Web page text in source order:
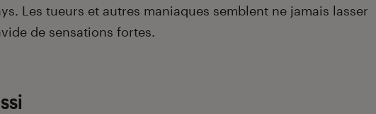
Les tueurs et autres maniaques semblent ne jamais lasser
de sensations fortes.